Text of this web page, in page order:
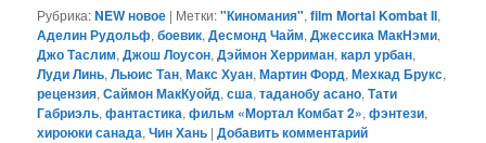
Рубрика:NEW новое | Метки:"Киномания",film Mortal Kombat II,
Аделин Рудольф,боевик,Десмонд Чайм,Джессика МакНэми,
Джо Таслим,Джош Лоусон,Дэймон Херриман,карл урбан,
Луди Линь,Льюис Тан,Макс Хуан,Мартин Форд,Мехкад Брукс,
рецензия,Саймон МакКуойд,сша,таданобу асано,Тати
Габриэль,фантастика,фильм «Мортал Комбат 2»,фэнтези,
хироюки санада,Чин Хань |Добавить комментарий